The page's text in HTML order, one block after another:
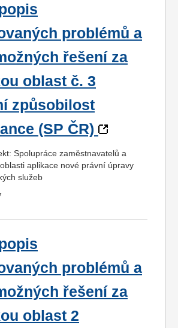
problémů a
řešení za
oblast č. 3
způsobilost
(SP ČR)
Spolupráce zaměstnavatelů a
aplikace nové právní úpravy
služeb
problémů a
řešení za
oblast 2